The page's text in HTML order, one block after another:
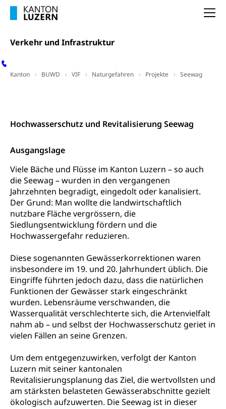
Verkehr und Infrastruktur
Kanton BUWD VIF Naturgefahren Projekte Seewag
Hochwasserschutz und Revitalisierung Seewag
Ausgangslage
Viele Bäche und Flüsse im Kanton Luzern – so auch
die Seewag – wurden in den vergangenen
Jahrzehnten begradigt, eingedolt oder kanalisiert.
Der Grund: Man wollte die landwirtschaftlich
nutzbare Fläche vergrössern, die
Siedlungsentwicklung fördern und die
Hochwassergefahr reduzieren.
Diese sogenannten Gewässerkorrektionen waren
insbesondere im 19. und 20. Jahrhundert üblich. Die
Eingriffe führten jedoch dazu, dass die natürlichen
Funktionen der Gewässer stark eingeschränkt
wurden. Lebensräume verschwanden, die
Wasserqualität verschlechterte sich, die Artenvielfalt
nahm ab – und selbst der Hochwasserschutz geriet in
vielen Fällen an seine Grenzen.
Um dem entgegenzuwirken, verfolgt der Kanton
Luzern mit seiner kantonalen
Revitalisierungsplanung das Ziel, die wertvollsten und
am stärksten belasteten Gewässerabschnitte gezielt
ökologisch aufzuwerten. Die Seewag ist in dieser
Niederlassung, Wohnsitz
Jagdausweis, Fischereiausweis
Reisepass, Identitätskarte
Namensänderungen
Einbürgerung
Einbürgerungsverfahren
Geburtsurkunde, Geburtsschein, Geburtsanzeige
Familienzulagen (WAS Luzern)
Schwangerschaft / Geburt (gruezi.lu.ch)
Kinder und Jugendliche
Mündigkeit, Kindesschutz, Jugendschutz
Kinder- und Jugendförderung
Psychische Gesundheit
Pflege / Pflegeheim
Hauspflege, spitalexterne Pflege, Spitex
Betreuende Angehörige
Pflegeheimliste und freie Pflegeplätze
Betreuung von Angehörigen (WAS Luzern)
Religion
Kirche, Gottesdienst, Seelsorge,
Religionsgemeinschaft
Religionsvielfalt Im Kanton Luzern (unilu)
Religion (gruezi.lu.ch)
Sport
Freizeitaktivitäten, Schulsport, Spitzensport,
Breitensport, Jugend und Sport, Sportanlagen
Olympiateam Kanton Luzern
Offene Sporthallen
Gesundheitsförderung
Jugend+Sport
Tiere
Haustiere, Heimtiere, Wildtiere, Veterinärmedizin,
Tiermedizin, Tierarzt, Tierschutz, Jagd, Fischerei,
Viehzucht